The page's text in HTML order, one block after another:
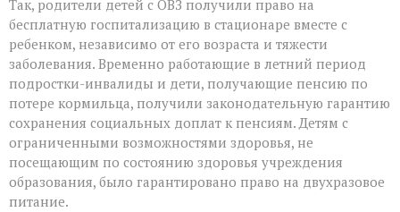
Так, родители детей с ОВЗ получили право на
бесплатную госпитализацию в стационаре вместе с
ребенком, независимо от его возраста и тяжести
заболевания. Временно работающие в летний период
подростки-инвалиды и дети, получающие пенсию по
потере кормильца, получили законодательную гарантию
сохранения социальных доплат к пенсиям. Детям с
ограниченными возможностями здоровья, не
посещающим по состоянию здоровья учреждения
образования, было гарантировано право на двухразовое
питание.